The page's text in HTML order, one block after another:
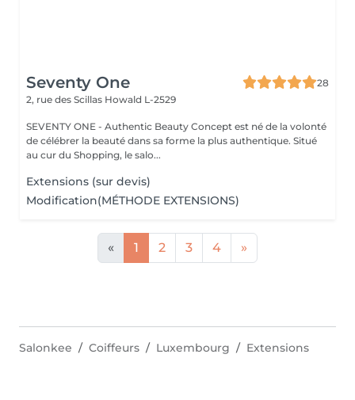
Seventy One
28
2, rue des Scillas Howald L-2529
SEVENTY ONE - Authentic Beauty Concept est né de la volonté
de célébrer la beauté dans sa forme la plus authentique. Situé
au cur du Shopping, le salo...
Extensions (sur devis)
Modification(MÉTHODE EXTENSIONS)
« 1 2 3 4 »
Salonkee Coiffeurs Luxembourg Extensions